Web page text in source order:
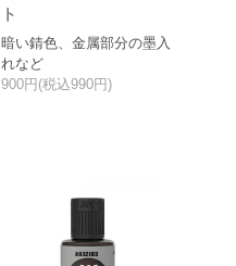
ト
暗い錆色、金属部分の墨入
れなど
900円(税込990円)